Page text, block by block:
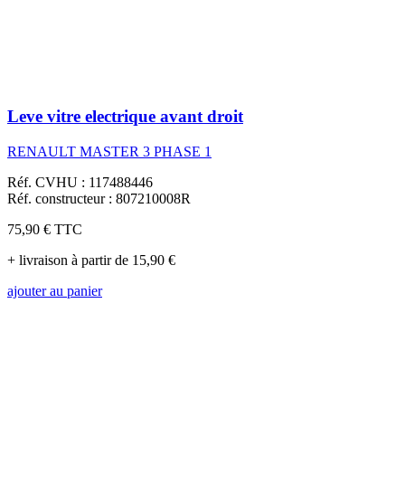
Leve vitre electrique avant droit
RENAULT MASTER 3 PHASE 1
Réf. CVHU : 117488446
Réf. constructeur : 807210008R
75,90 € TTC
+ livraison à partir de 15,90 €
ajouter au panier